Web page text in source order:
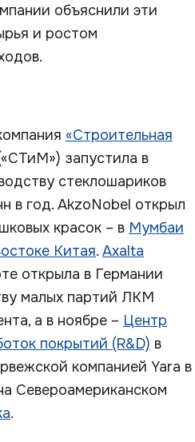
объяснили эти
и ростом
«Строительная
запустила в
стеклошариков
в год. AkzoNobel открыл
красок – в Мумбаи
Китая. Axalta
открыла в Германии
малых партий ЛКМ
а в ноябре – Центр
покрытий (R&D) в
компанией Yara в
Североамериканском
.